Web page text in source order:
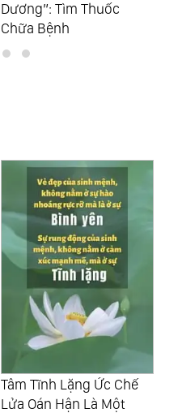
Dương”: Điều Kỳ Diệu
Một Vài Câu Chuyện
Nhỏ, Lại Có Thể Nói Ra